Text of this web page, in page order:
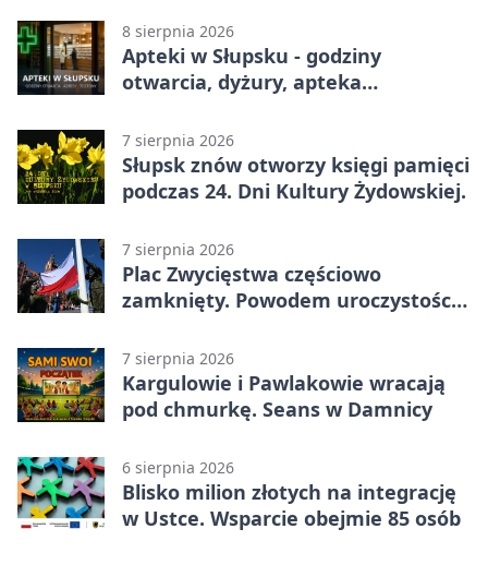
8 sierpnia 2026
Apteki w Słupsku - godziny
otwarcia, dyżury, apteka
7 sierpnia 2026
Słupsk znów otworzy księgi pamięci
podczas 24. Dni Kultury Żydowskiej.
7 sierpnia 2026
Plac Zwycięstwa częściowo
zamknięty. Powodem uroczystości
7 sierpnia 2026
Kargulowie i Pawlakowie wracają
pod chmurkę. Seans w Damnicy
6 sierpnia 2026
Blisko milion złotych na integrację
w Ustce. Wsparcie obejmie 85 osób